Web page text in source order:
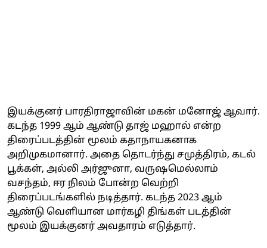
இயக்குனர் பாரதிராஜாவின் மகன் மனோஜ் ஆவார்.
கடந்த 1999 ஆம் ஆண்டு தாஜ் மஹால் என்ற
திரைப்படத்தின் மூலம் கதாநாயகனாக
அறிமுகமானார். அதை தொடர்ந்து சமுத்திரம், கடல்
பூக்கள், அல்லி அர்ஜுனா, வருஷமெல்லாம்
வசந்தம், ஈர நிலம் போன்ற வெற்றி
திரைப்படங்களில் நடித்தார். கடந்த 2023 ஆம்
ஆண்டு வெளியான மார்கழி திங்கள் படத்தின்
மூலம் இயக்குனர் அவதாரம் எடுத்தார்.